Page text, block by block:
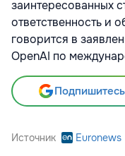
заинтересованных
ответственность и
говорится в
OpenAI по
Источник Euronews